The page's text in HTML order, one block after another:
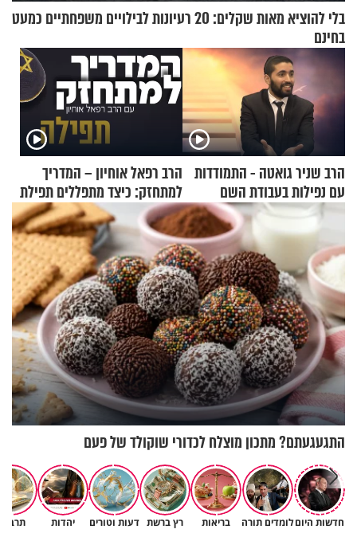
בלי להוציא מאות שקלים: 20 רעיונות לבילויים משפחתיים כמעט
בחינם
הרב שניר גואטה - התמודדות
עם נפילות בעבודת השם
הרב רפאל אוחיון – המדריך
למתחזק: כיצד מתפללים תפילת
שמונה עשרה?
התגעגעתם? מתכון מוצלח לכדורי שוקולד של פעם
חדשות היוםלומדים תורה בריאות רץ ברשת דעות וטורים יהדות